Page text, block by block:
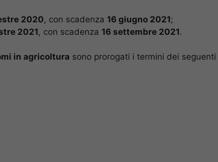
2020, con scadenza 16 giugno 2021;
2021, con scadenza 16 settembre 2021.
in agricoltura sono prorogati i termini dei seguenti